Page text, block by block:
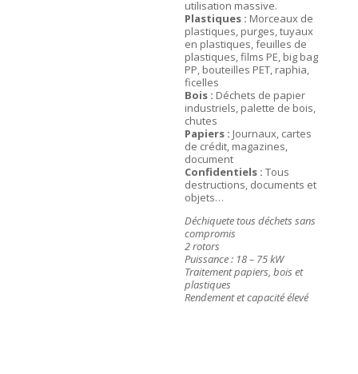
utilisation massive.
Plastiques : Morceaux de
plastiques, purges, tuyaux
en plastiques, feuilles de
plastiques, films PE, big bag
PP, bouteilles PET, raphia,
ficelles
Bois : Déchets de papier
industriels, palette de bois,
chutes
Papiers : Journaux, cartes
de crédit, magazines,
document
Confidentiels : Tous
destructions, documents et
objets…
Déchiquete tous déchets sans
compromis
2 rotors
Puissance : 18 – 75 kW
Traitement papiers, bois et
plastiques
Rendement et capacité élevé